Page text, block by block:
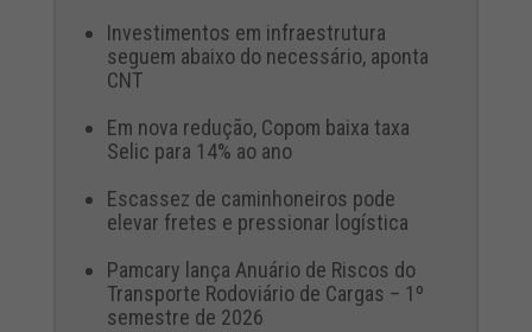
Investimentos em infraestrutura
seguem abaixo do necessário, aponta
CNT
Em nova redução, Copom baixa taxa
Selic para 14% ao ano
Escassez de caminhoneiros pode
elevar fretes e pressionar logística
Pamcary lança Anuário de Riscos do
Transporte Rodoviário de Cargas – 1º
semestre de 2026